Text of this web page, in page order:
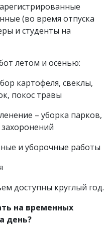
(во время отпуска
и студенты на
летом и осенью:
картофеля, свеклы,
покос травы
– уборка парков,
и уборочные работы
доступны круглый год.
на временных
день?